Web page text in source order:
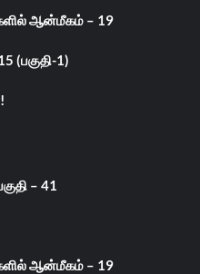
ஆன்மீகம் – 19
(பகுதி-1)
– 41
ஆன்மீகம் – 19